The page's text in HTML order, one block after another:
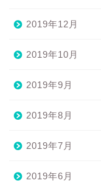
2019年12月
2019年10月
2019年9月
2019年8月
2019年7月
2019年6月